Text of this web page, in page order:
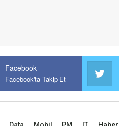
Facebook
Facebook'ta Takip Et
Data Mobil PM IT Haber